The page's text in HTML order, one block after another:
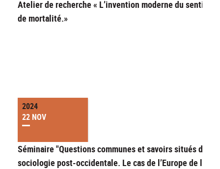
Atelier de recherche « L’invention moderne du
de mortalité.»
2024
22 NOV
Séminaire "Questions communes et savoirs situés dans
sociologie post-occidentale. Le cas de l’Europe de l’Est